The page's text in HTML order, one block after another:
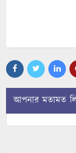
আপনার মতামত